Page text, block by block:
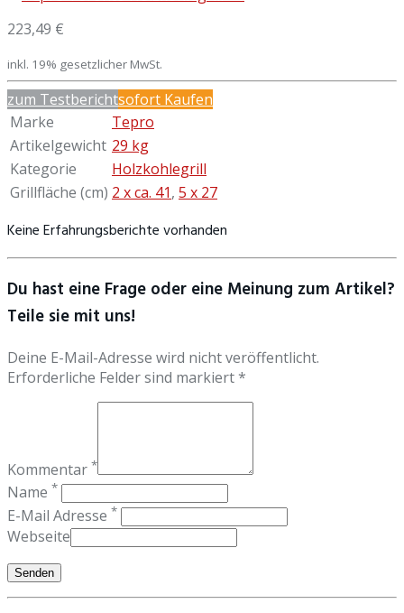
223,49 €
inkl. 19% gesetzlicher MwSt.
zum Testberichtsofort Kaufen
Marke
Tepro
Artikelgewicht 29 kg
Kategorie
Holzkohlegrill
Grillfläche (cm) 2 x ca. 41, 5 x 27
Keine Erfahrungsberichte vorhanden
Du hast eine Frage oder eine Meinung zum Artikel?
Teile sie mit uns!
Deine E-Mail-Adresse wird nicht veröffentlicht.
Erforderliche Felder sind markiert *
Kommentar *
Name *
E-Mail Adresse *
Webseite